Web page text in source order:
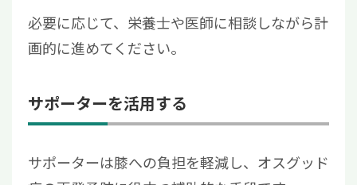
必要に応じて、栄養士や医師に相談しながら計
画的に進めてください。
サポーターを活用する
サポーターは膝への負担を軽減し、オスグッド